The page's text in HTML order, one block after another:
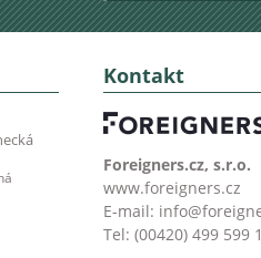
Kontakt
Foreigners.cz, s.r.o.
www.foreigners.cz
E-mail:
Tel: (00420) 499 599